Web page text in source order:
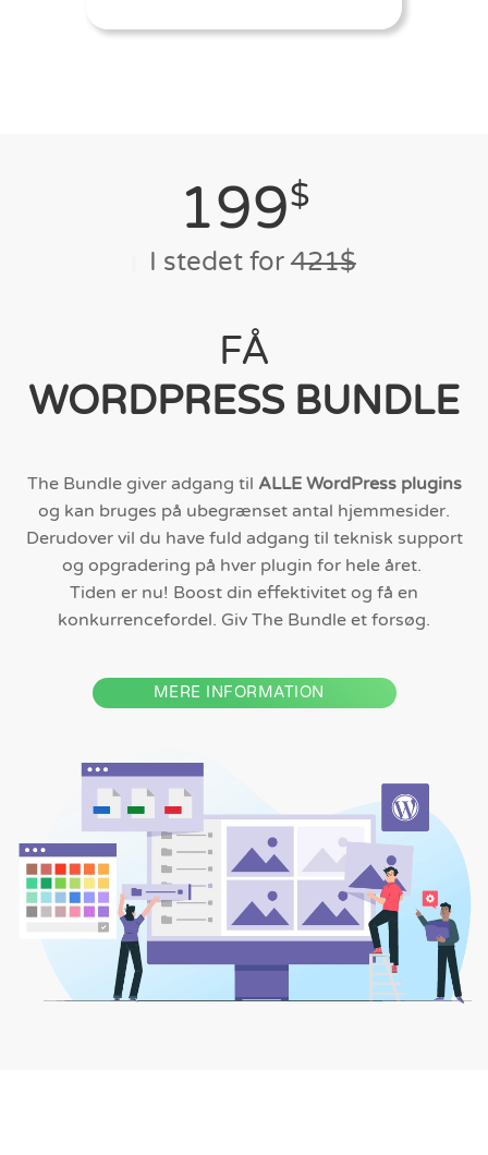
199$
I stedet for 421$
FÅ
WORDPRESS BUNDLE
The Bundle giver adgang til ALLE WordPress plugins
og kan bruges på ubegrænset antal hjemmesider.
Derudover vil du have fuld adgang til teknisk support
og opgradering på hver plugin for hele året.
Tiden er nu! Boost din effektivitet og få en
konkurrencefordel. Giv The Bundle et forsøg.
MERE INFORMATION